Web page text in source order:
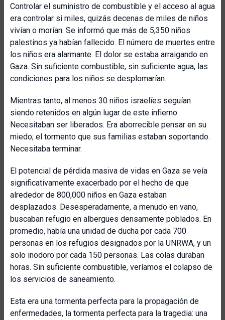
Controlar el suministro de combustible y el acceso al agua
era controlar si miles, quizás decenas de miles de niños
vivían o morían. Se informó que más de 5,350 niños
palestinos ya habían fallecido. El número de muertes entre
los niños era alarmante. El dolor se estaba arraigando en
Gaza. Sin suficiente combustible, sin suficiente agua, las
condiciones para los niños se desplomarían.
Mientras tanto, al menos 30 niños israelíes seguían
siendo retenidos en algún lugar de este infierno.
Necesitaban ser liberados. Era aborrecible pensar en su
miedo; el tormento que sus familias estaban soportando.
Necesitaba terminar.
El potencial de pérdida masiva de vidas en Gaza se veía
significativamente exacerbado por el hecho de que
alrededor de 800,000 niños en Gaza estaban
desplazados. Desesperadamente, a menudo en vano,
buscaban refugio en albergues densamente poblados. En
promedio, había una unidad de ducha por cada 700
personas en los refugios designados por la UNRWA, y un
solo inodoro por cada 150 personas. Las colas duraban
horas. Sin suficiente combustible, veríamos el colapso de
los servicios de saneamiento.
Esta era una tormenta perfecta para la propagación de
enfermedades, la tormenta perfecta para la tragedia: una